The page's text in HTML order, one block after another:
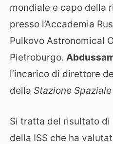
mondiale e capo della
presso l’Accademia
Pulkovo Astronomical
Pietroburgo.
l’incarico di direttore
della Stazione
Si tratta del risultato
della ISS che ha